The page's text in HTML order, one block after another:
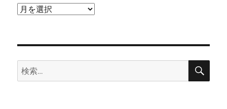
ア
検
索:
検